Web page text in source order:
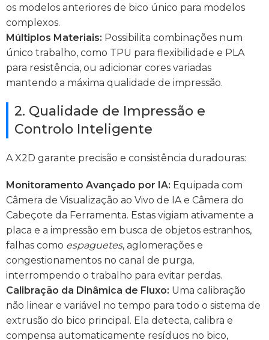
os modelos anteriores de bico único para modelos
complexos.
Múltiplos Materiais: Possibilita combinações num
único trabalho, como TPU para flexibilidade e PLA
para resistência, ou adicionar cores variadas
mantendo a máxima qualidade de impressão.
2. Qualidade de Impressão e
Controlo Inteligente
A X2D garante precisão e consistência duradouras:
Monitoramento Avançado por IA: Equipada com
Câmera de Visualização ao Vivo de IA e Câmera do
Cabeçote da Ferramenta. Estas vigiam ativamente a
placa e a impressão em busca de objetos estranhos,
falhas como espaguetes, aglomerações e
congestionamentos no canal de purga,
interrompendo o trabalho para evitar perdas.
Calibração da Dinâmica de Fluxo: Uma calibração
não linear e variável no tempo para todo o sistema de
extrusão do bico principal. Ela detecta, calibra e
compensa automaticamente resíduos no bico,